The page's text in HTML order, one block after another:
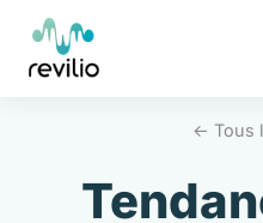
← Tous